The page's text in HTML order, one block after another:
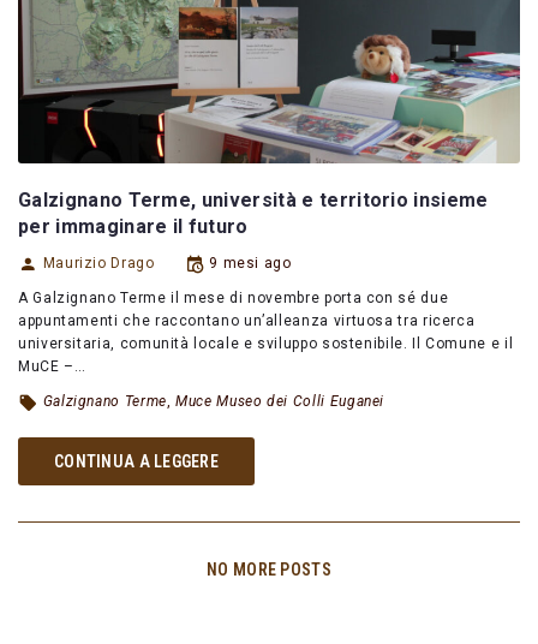
Galzignano Terme, università e territorio insieme
per immaginare il futuro
Maurizio Drago 9 mesi ago
A Galzignano Terme il mese di novembre porta con sé due
appuntamenti che raccontano un’alleanza virtuosa tra ricerca
universitaria, comunità locale e sviluppo sostenibile. Il Comune e il
MuCE –…
Galzignano Terme,Muce Museo dei Colli Euganei
CONTINUA A LEGGERE
NO MORE POSTS